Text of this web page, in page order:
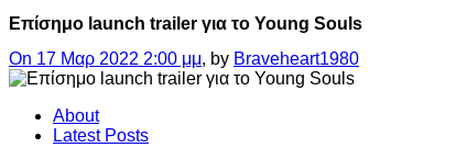
Επίσημο launch trailer για το Young Souls
On 17 Μαρ 2022 2:00 μμ, by Braveheart1980
About
Latest Posts